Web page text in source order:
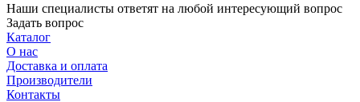
Наши специалисты ответят на любой интересующий вопрос
Задать вопрос
Каталог
О нас
Доставка и оплата
Производители
Контакты